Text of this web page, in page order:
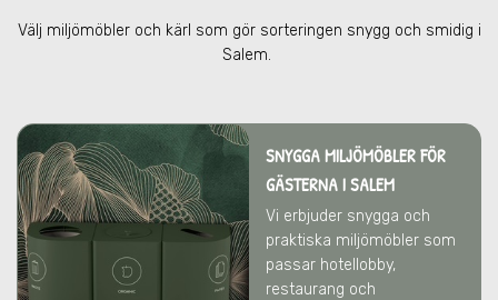
Välj miljömöbler och kärl som gör sorteringen snygg och smidig i
Salem.
SNYGGA MILJÖMÖBLER FÖR
GÄSTERNA I SALEM
Vi erbjuder snygga och
praktiska miljömöbler som
passar hotellobby,
restaurang och